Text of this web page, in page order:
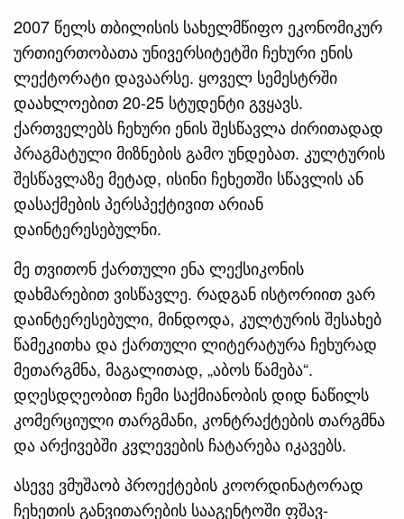
2007 წელს თბილისის სახელმწიფო ეკონომიკურ
ურთიერთობათა უნივერსიტეტში ჩეხური ენის
ლექტორატი დავაარსე. ყოველ სემესტრში
დაახლოებით 20-25 სტუდენტი გვყავს.
ქართველებს ჩეხური ენის შესწავლა ძირითადად
პრაგმატული მიზნების გამო უნდებათ. კულტურის
შესწავლაზე მეტად, ისინი ჩეხეთში სწავლის ან
დასაქმების პერსპექტივით არიან
დაინტერესებულნი.
მე თვითონ ქართული ენა ლექსიკონის
დახმარებით ვისწავლე. რადგან ისტორიით ვარ
დაინტერესებული, მინდოდა, კულტურის შესახებ
წამეკითხა და ქართული ლიტერატურა ჩეხურად
მეთარგმნა, მაგალითად, „აბოს წამება“.
დღესდღეობით ჩემი საქმიანობის დიდ ნაწილს
კომერციული თარგმანი, კონტრაქტების თარგმნა
და არქივებში კვლევების ჩატარება იკავებს.
ასევე ვმუშაობ პროექტების კოორდინატორად
ჩეხეთის განვითარების სააგენტოში ფშავ-